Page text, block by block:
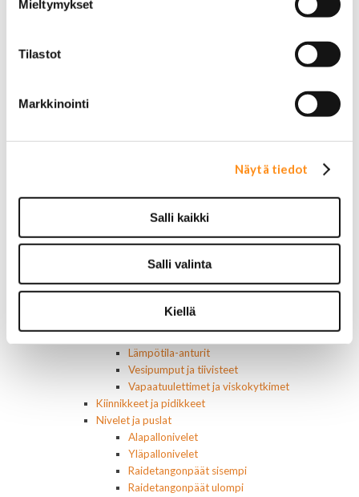
Mieltymykset
Tilastot
Markkinointi
Näytä tiedot
Salli kaikki
Salli valinta
Kiellä
Jarruletkut ja -vaijerit
Jarruliittimet ja ilmausruuvit
Muut jarruosat
Jäähdyttimet ja osat
Jäähdyttimet
Termostaatit, kotelot, tiivisteet
Lämpötila-anturit
Vesipumput ja tiivisteet
Vapaatuulettimet ja viskokytkimet
Kiinnikkeet ja pidikkeet
Nivelet ja puslat
Alapallonivelet
Yläpallonivelet
Raidetangonpäät sisempi
Raidetangonpäät ulompi